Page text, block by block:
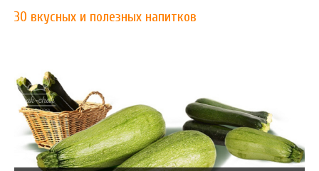
30 вкусных и полезных напитков